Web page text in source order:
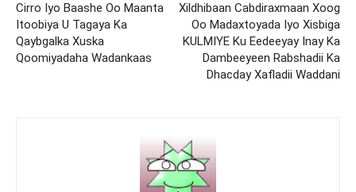
Cirro Iyo Baashe Oo Maanta
Itoobiya U Tagaya Ka
Qaybgalka Xuska
Qoomiyadaha Wadankaas
Xildhibaan Cabdiraxmaan Xoog
Oo Madaxtoyada Iyo Xisbiga
KULMIYE Ku Eedeeyay Inay Ka
Dambeeyeen Rabshadii Ka
Dhacday Xafladii Waddani